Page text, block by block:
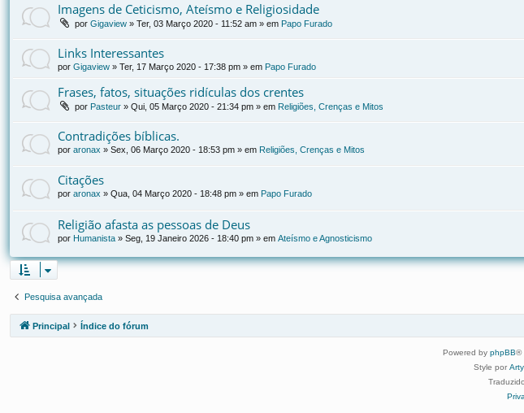
Imagens de Ceticismo, Ateísmo e Religiosidade
por Gigaview » Ter, 03 Março 2020 - 11:52 am » em Papo Furado
Links Interessantes
por Gigaview » Ter, 17 Março 2020 - 17:38 pm » em Papo Furado
Frases, fatos, situações ridículas dos crentes
por Pasteur » Qui, 05 Março 2020 - 21:34 pm » em Religiões, Crenças e Mitos
Contradições bíblicas.
por aronax » Sex, 06 Março 2020 - 18:53 pm » em Religiões, Crenças e Mitos
Citações
por aronax » Qua, 04 Março 2020 - 18:48 pm » em Papo Furado
Religião afasta as pessoas de Deus
por Humanista » Seg, 19 Janeiro 2026 - 18:40 pm » em Ateísmo e Agnosticismo
Pesquisa avançada
Principal Índice do fórum
Powered by phpBB®
Style por Arty